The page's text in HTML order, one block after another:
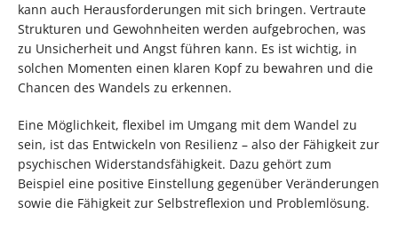
kann auch Herausforderungen mit sich bringen. Vertraute
Strukturen und Gewohnheiten werden aufgebrochen, was
zu Unsicherheit und Angst führen kann. Es ist wichtig, in
solchen Momenten einen klaren Kopf zu bewahren und die
Chancen des Wandels zu erkennen.
Eine Möglichkeit, flexibel im Umgang mit dem Wandel zu
sein, ist das Entwickeln von Resilienz – also der Fähigkeit zur
psychischen Widerstandsfähigkeit. Dazu gehört zum
Beispiel eine positive Einstellung gegenüber Veränderungen
sowie die Fähigkeit zur Selbstreflexion und Problemlösung.